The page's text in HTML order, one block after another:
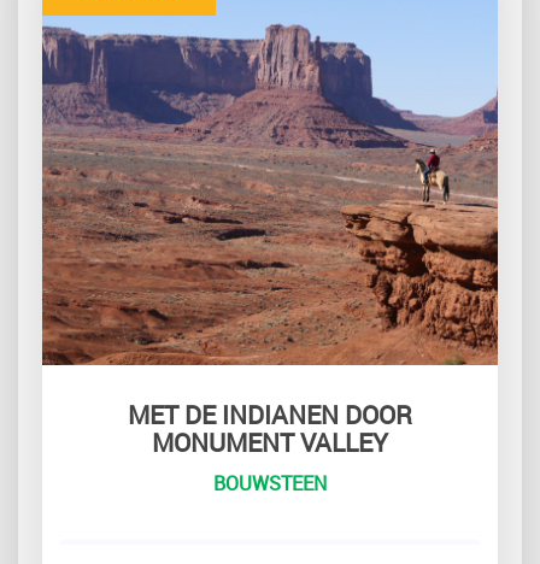
MET DE INDIANEN DOOR
MONUMENT VALLEY
BOUWSTEEN